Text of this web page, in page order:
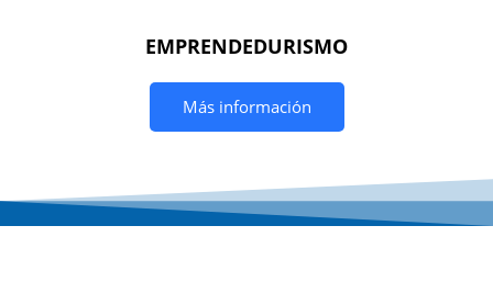
EMPRENDEDURISMO
Más información